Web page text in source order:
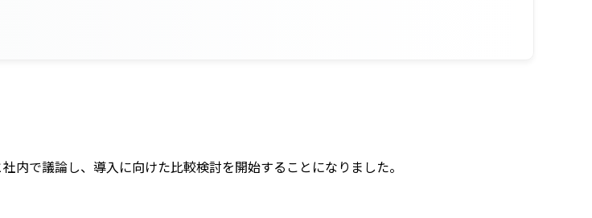
内で議論し、導入に向けた比較検討を開始することになりました。